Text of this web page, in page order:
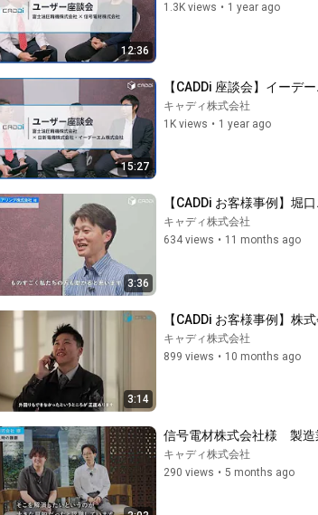
12:36
1.3K views • 1 year ago
15:27
【CADDi 座談会】イーデ
キャディ株式会社
1K views • 1 year ago
3:36
【CADDi お客様事例】堀
キャディ株式会社
634 views • 11 months ago
3:14
【CADDi お客様事例】株
キャディ株式会社
899 views • 10 months ago
信号電材株式会社様　製
キャディ株式会社
290 views • 5 months ago